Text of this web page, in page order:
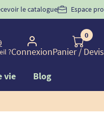
commande d'incontinence
le catalogue Espace pro
?Connexion
0
Panier/ Devis
vie Blog